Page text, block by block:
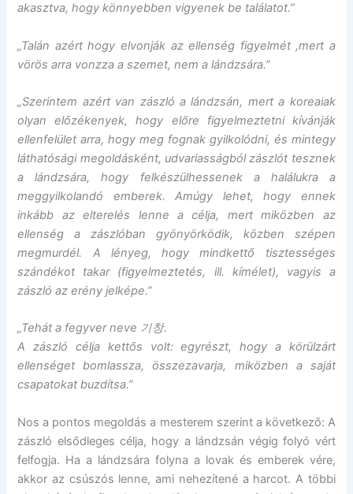
akasztva, hogy könnyebben vigyenek be találatot.”
„Talán azért hogy elvonják az ellenség figyelmét ,mert a
vörös arra vonzza a szemet, nem a lándzsára.”
„Szerintem azért van zászló a lándzsán, mert a koreaiak
olyan előzékenyek, hogy előre figyelmeztetni kívánják
ellenfelület arra, hogy meg fognak gyilkolódni, és mintegy
láthatósági megoldásként, udvariasságból zászlót tesznek
a lándzsára, hogy felkészülhessenek a halálukra a
meggyilkolandó emberek. Amúgy lehet, hogy ennek
inkább az elterelés lenne a célja, mert miközben az
ellenség a zászlóban gyönyörködik, közben szépen
megmurdél. A lényeg, hogy mindkettő tisztességes
szándékot takar (figyelmeztetés, ill. kímélet), vagyis a
zászló az erény jelképe.”
„Tehát a fegyver neve 기창.
A zászló célja kettős volt: egyrészt, hogy a körülzárt
ellenséget bomlassza, összezavarja, miközben a saját
csapatokat buzdítsa.”
Nos a pontos megoldás a mesterem szerint a következő: A
zászló elsődleges célja, hogy a lándzsán végig folyó vért
felfogja. Ha a lándzsára folyna a lovak és emberek vére,
akkor az csúszós lenne, ami nehezítené a harcot. A többi